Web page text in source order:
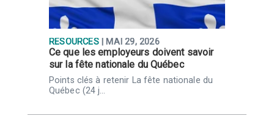
RESOURCES | MAI 29, 2026
Ce que les employeurs doivent savoir
sur la fête nationale du Québec
Points clés à retenir La fête nationale du
Québec (24 j…